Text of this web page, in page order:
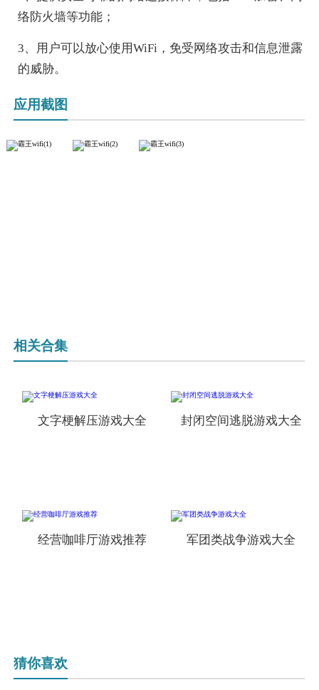
络防火墙等功能；
3、用户可以放心使用WiFi，免受网络攻击和信息泄露
的威胁。
应用截图
相关合集
文字梗解压游戏大全 封闭空间逃脱游戏大全
经营咖啡厅游戏推荐 军团类战争游戏大全
猜你喜欢